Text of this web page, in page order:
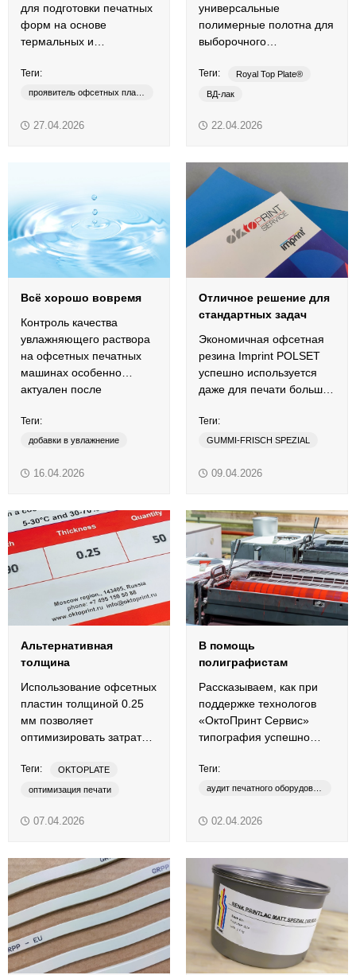
для подготовки печатных
форм на основе
термальных и
пластин.
Теги:
фиолетовые пластины
27.04.2026
универсальные
полимерные полотна для
выборочного
печати.
Теги: Royal Top Plate®
ВД-лак
22.04.2026
Всё хорошо вовремя
Контроль качества
увлажняющего раствора
на офсетных печатных
машинах особенно
актуален после
сезона.
Теги:
добавки в увлажнение
офсетная печать
технологическая поддержка
16.04.2026
Отличное решение для
стандартных задач
Экономичная офсетная
резина Imprint POLSET
успешно используется
даже для печати больших
пробегом».
Теги:
GUMMI-FRISCH SPEZIAL
листовая печать
очиститель регенератор
традиционные краски
09.04.2026
Альтернативная
толщина
Использование офсетных
пластин толщиной 0.25
мм позволяет
оптимизировать затраты
Теги: OKTOPLATE
оптимизация печати
07.04.2026
В помощь
полиграфистам
Рассказываем, как при
поддержке технологов
«ОктоПринт Сервис»
типография успешно
выщипывания бумаги.
Теги:
офсетная печать
02.04.2026